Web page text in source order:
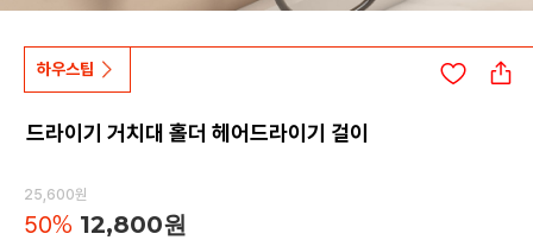
하우스팁
드라이기 거치대 홀더 헤어드라이기 걸이
25,600원
50% 12,800원